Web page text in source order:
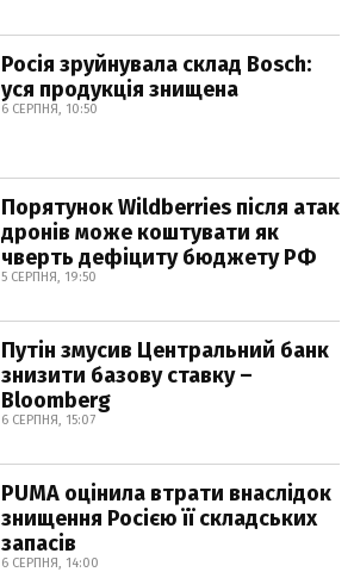
Росія зруйнувала склад Bosch:
уся продукція знищена
6 СЕРПНЯ, 10:50
Порятунок Wildberries після атак
дронів може коштувати як
чверть дефіциту бюджету РФ
5 СЕРПНЯ, 19:50
Путін змусив Центральний банк
знизити базову ставку –
Bloomberg
6 СЕРПНЯ, 15:07
PUMA оцінила втрати внаслідок
знищення Росією її складських
запасів
6 СЕРПНЯ, 14:00